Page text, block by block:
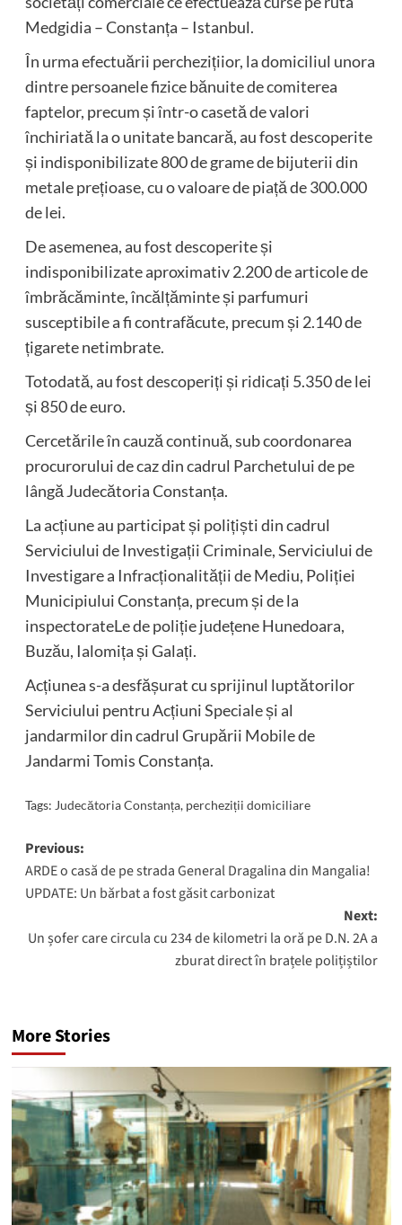
Medgidia – Constanța – Istanbul.
În urma efectuării perchezițiior, la domiciliul unora
dintre persoanele fizice bănuite de comiterea
faptelor, precum și într-o casetă de valori
închiriată la o unitate bancară, au fost descoperite
și indisponibilizate 800 de grame de bijuterii din
metale prețioase, cu o valoare de piață de 300.000
de lei.
De asemenea, au fost descoperite și
indisponibilizate aproximativ 2.200 de articole de
îmbrăcăminte, încălțăminte și parfumuri
susceptibile a fi contrafăcute, precum și 2.140 de
țigarete netimbrate.
Totodată, au fost descoperiți și ridicați 5.350 de lei
și 850 de euro.
Cercetările în cauză continuă, sub coordonarea
procurorului de caz din cadrul Parchetului de pe
lângă Judecătoria Constanța.
La acțiune au participat și polițiști din cadrul
Serviciului de Investigații Criminale, Serviciului de
Investigare a Infracționalității de Mediu, Poliției
Municipiului Constanța, precum și de la
inspectorateLe de poliție județene Hunedoara,
Buzău, Ialomița și Galați.
Acțiunea s-a desfășurat cu sprijinul luptătorilor
Serviciului pentru Acțiuni Speciale și al
jandarmilor din cadrul Grupării Mobile de
Jandarmi Tomis Constanța.
Tags: Judecătoria Constanța, percheziții domiciliare
Post
navigation
Previous:
ARDE o casă de pe strada General Dragalina din Mangalia!
UPDATE: Un bărbat a fost găsit carbonizat
Next:
Un șofer care circula cu 234 de kilometri la oră pe D.N. 2A a
zburat direct în brațele polițiștilor
More Stories